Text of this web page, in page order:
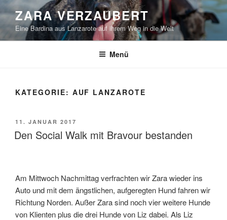
Inhalt
springen
ZARA VERZAUBERT
Eine Bardina aus Lanzarote auf ihrem Weg in die Welt
Menü
KATEGORIE: AUF LANZAROTE
VERÖFFENTLICHT
AM
11. JANUAR 2017
Den Social Walk mit Bravour bestanden
Am Mittwoch Nachmittag verfrachten wir Zara wieder ins
Auto und mit dem ängstlichen, aufgeregten Hund fahren wir
Richtung Norden. Außer Zara sind noch vier weitere Hunde
von Klienten plus die drei Hunde von Liz dabei. Als Liz